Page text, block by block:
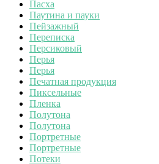
Пасха
Паутина и пауки
Пейзажный
Переписка
Персиковый
Перья
Перья
Печатная продукция
Пиксельные
Пленка
Полутона
Полутона
Портретные
Портретные
Потеки